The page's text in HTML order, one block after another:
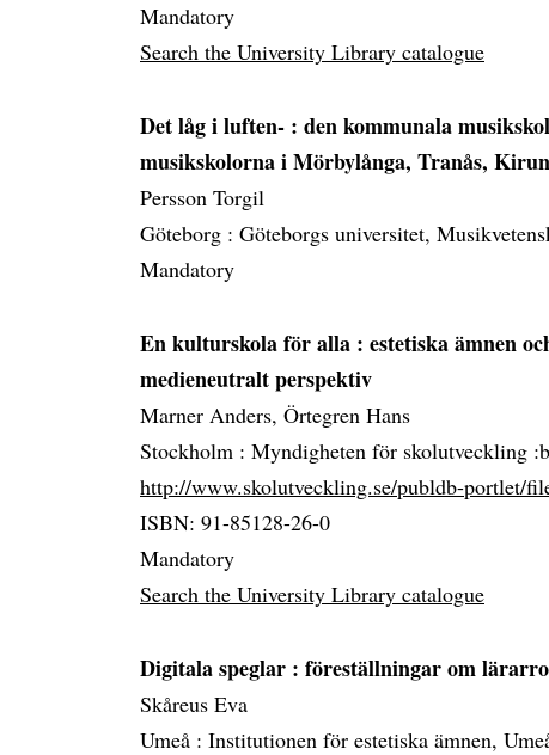
Mandatory
Search the University Library catalogue
Det låg i luften- : den kommunala
musikskolorna i Mörbylånga, Tranås,
Persson Torgil
Göteborg : Göteborgs universitet,
Mandatory
En kulturskola för alla : estetiska ämnen
medieneutralt perspektiv
Marner Anders, Örtegren Hans
Stockholm : Myndigheten för skolutveckling
http://www.skolutveckling.se/publdb-portlet/
ISBN: 91-85128-26-0
Mandatory
Search the University Library catalogue
Digitala speglar : föreställningar om
Skåreus Eva
Umeå : Institutionen för estetiska ämnen,